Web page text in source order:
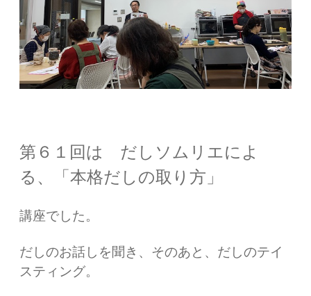
第６１回は だしソムリエによ
る、「本格だしの取り方」
講座でした。
だしのお話しを聞き、そのあと、だしのテイ
スティング。